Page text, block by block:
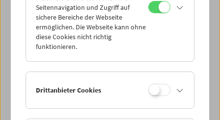
Seitennavigation und Zugriff auf
sichere Bereiche der Webseite
ermöglichen. Die Webseite kann ohne
diese Cookies nicht richtig
funktionieren.
Drittanbieter Cookies